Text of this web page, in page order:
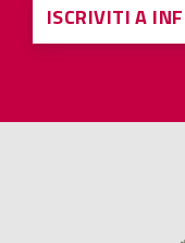
ISCRIVITI A